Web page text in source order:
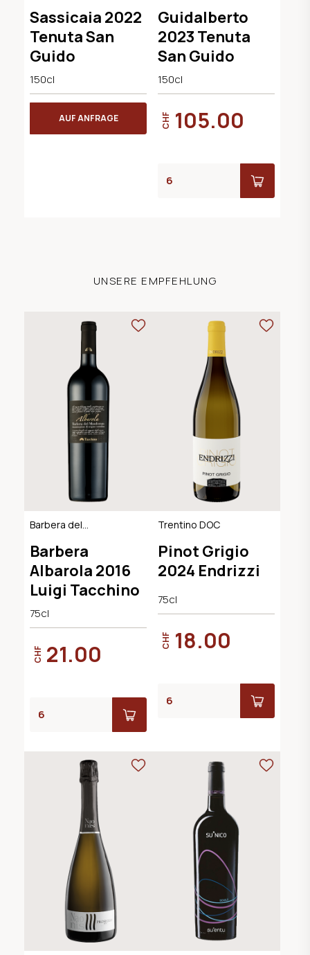
Sassicaia 2022
Tenuta San
Guido
150cl
AUF ANFRAGE
Guidalberto
2023 Tenuta
San Guido
150cl
CHF 105.00
UNSERE EMPFEHLUNG
Barbera del
Barbera
Albarola 2016
Luigi Tacchino
75cl
CHF 21.00
Trentino DOC
Pinot Grigio
2024 Endrizzi
75cl
CHF 18.00